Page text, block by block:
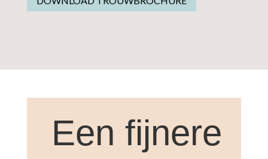
Een fijnere